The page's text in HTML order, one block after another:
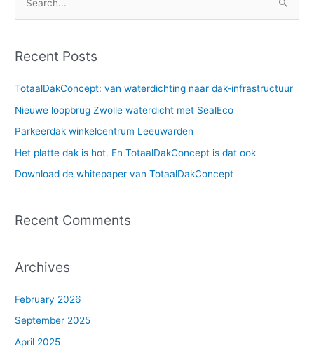
r
o
r
:
Recent Posts
TotaalDakConcept: van waterdichting naar dak-infrastructuur
Nieuwe loopbrug Zwolle waterdicht met SealEco
Parkeerdak winkelcentrum Leeuwarden
Het platte dak is hot. En TotaalDakConcept is dat ook
Download de whitepaper van TotaalDakConcept
Recent Comments
Archives
February 2026
September 2025
April 2025